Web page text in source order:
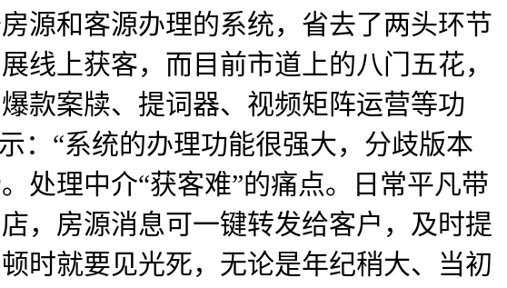
源和客源办理的系统，省去了两头环节
线上获客，而目前市道上的八门五花，
款案牍、提词器、视频矩阵运营等功
：“系统的办理功能很强大，分歧版本
处理中介“获客难”的痛点。日常平凡带
，房源消息可一键转发给客户，及时提
时就要见光死，无论是年纪稍大、当初